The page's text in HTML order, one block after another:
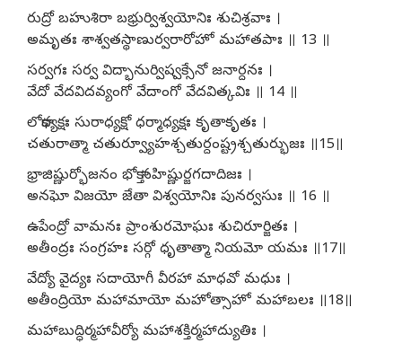
రుద్రో బహుశిరా బభ్రుర్విశ్వయోనిః శుచిశ్రవాః ।
అమృతః శాశ్వతస్థాణుర్వరారోహో మహాతపాః ॥ 13 ॥
సర్వగః సర్వ విద్భానుర్విష్వక్సేనో జనార్దనః ।
వేదో వేదవిదవ్యంగో వేదాంగో వేదవిత్కవిః ॥ 14 ॥
లోకాధ్యక్షః సురాధ్యక్షో ధర్మాధ్యక్షః కృతాకృతః ।
చతురాత్మా చతుర్వ్యూహశ్చతుర్దంష్ట్రశ్చతుర్భుజః ॥15॥
భ్రాజిష్ణుర్భోజనం భోక్తా సహిష్ణుర్జగదాదిజః ।
అనఘో విజయో జేతా విశ్వయోనిః పునర్వసుః ॥ 16 ॥
ఉపేంద్రో వామనః ప్రాంశురమోఘః శుచిరూర్జితః ।
అతీంద్రః సంగ్రహః సర్గో ధృతాత్మా నియమో యమః ॥17॥
వేద్యో వైద్యః సదాయోగీ వీరహా మాధవో మధుః ।
అతీంద్రియో మహామాయో మహోత్సాహో మహాబలః ॥18॥
మహాబుద్ధిర్మహావీర్యో మహాశక్తిర్మహాద్యుతిః ।